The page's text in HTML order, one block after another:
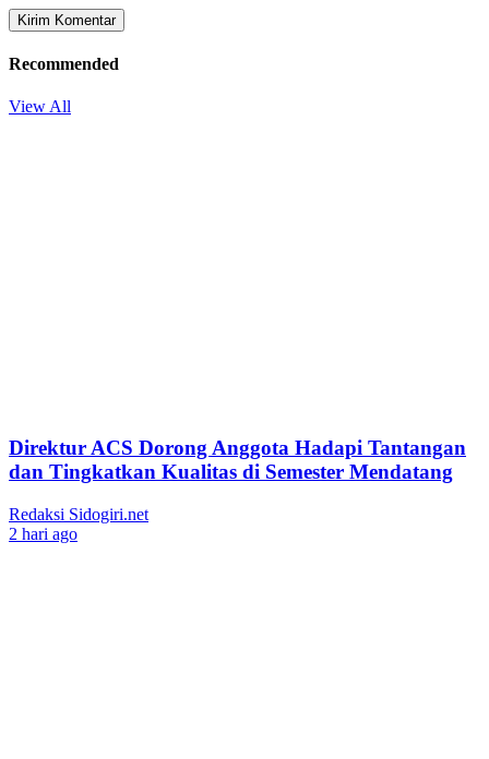
Recommended
View All
Direktur ACS Dorong Anggota Hadapi Tantangan
dan Tingkatkan Kualitas di Semester Mendatang
Redaksi Sidogiri.net
2 hari ago